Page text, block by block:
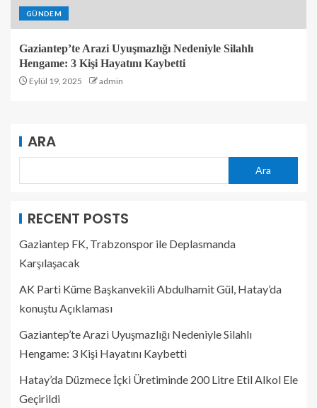
GÜNDEM
Gaziantep’te Arazi Uyuşmazlığı Nedeniyle Silahlı
Hengame: 3 Kişi Hayatını Kaybetti
Eylül 19, 2025 admin
ARA
Ara
RECENT POSTS
Gaziantep FK, Trabzonspor ile Deplasmanda
Karşılaşacak
AK Parti Küme Başkanvekili Abdulhamit Gül, Hatay’da
konuştu Açıklaması
Gaziantep’te Arazi Uyuşmazlığı Nedeniyle Silahlı
Hengame: 3 Kişi Hayatını Kaybetti
Hatay’da Düzmece İçki Üretiminde 200 Litre Etil Alkol Ele
Geçirildi